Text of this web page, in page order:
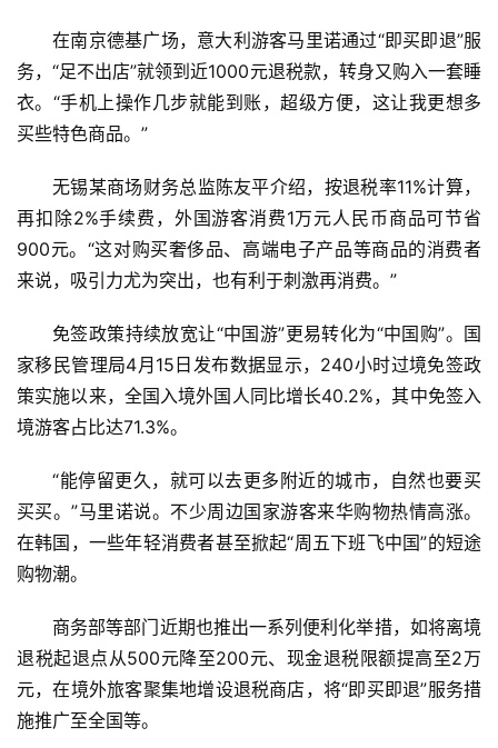
资
讯
业
消
活
科
技
在南京德基广场，意大利游客马里诺通过“即买即退”服
务，“足不出店”就领到近1000元退税款，转身又购入一套睡
衣。“手机上操作几步就能到账，超级方便，这让我更想多
买些特色商品。”
无锡某商场财务总监陈友平介绍，按退税率11%计算，
再扣除2%手续费，外国游客消费1万元人民币商品可节省
900元。“这对购买奢侈品、高端电子产品等商品的消费者
来说，吸引力尤为突出，也有利于刺激再消费。”
免签政策持续放宽让“中国游”更易转化为“中国购”。国
家移民管理局4月15日发布数据显示，240小时过境免签政
策实施以来，全国入境外国人同比增长40.2%，其中免签入
境游客占比达71.3%。
“能停留更久，就可以去更多附近的城市，自然也要买
买买。”马里诺说。不少周边国家游客来华购物热情高涨。
在韩国，一些年轻消费者甚至掀起“周五下班飞中国”的短途
购物潮。
商务部等部门近期也推出一系列便利化举措，如将离境
退税起退点从500元降至200元、现金退税限额提高至2万
元，在境外旅客聚集地增设退税商店，将“即买即退”服务措
施推广至全国等。